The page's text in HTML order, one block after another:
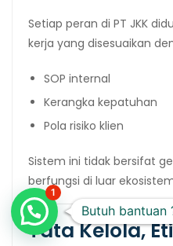
Setiap peran di PT JKK
kerja yang disesuaikan
SOP internal
Kerangka kepatuhan
Pola risiko klien
Sistem ini tidak bersifat
berfungsi di luar
Tata Kelola,
1
Butuh bantuan